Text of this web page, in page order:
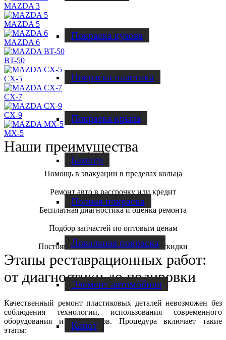
Покраска кузова
Покраска пластика
Покраска крыла
Бампер
Полная покраска
Локальная покраска
Элемент автомобиля
Капот
MAZDA 3
MAZDA 5
MAZDA 6
BT-50
CX-5
CX-7
CX-9
MX-5
Наши преимущества
Помощь в эвакуации в пределах кольца
Ремонт авто в рассрочку или кредит
Бесплатная диагностика и оценка ремонта
Подбор запчастей по оптовым ценам
Постоянным клиентам постоянные скидки
Этапы реставрационных работ:
от диагностики до полировки
Качественный ремонт пластиковых деталей невозможен без
соблюдения технологии, использования современного
оборудования и материалов. Процедура включает такие
этапы: